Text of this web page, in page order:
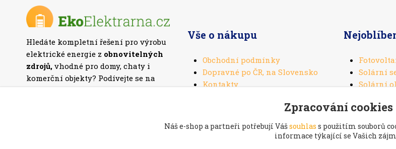
Hledáte kompletní řešení pro výrobu
elektrické energie z obnovitelných
zdrojů, vhodné pro domy, chaty i
komerční objekty? Podívejte se na
naši nabídkufotovoltaických setů.
Vše o nákupu
Obchodní podmínky
Dopravné po ČR, na Slovensko
Kontakty
Solární
Solární
Solární
Zpracování cookies
Náš e-shop a partneři potřebují Vášsouhlas s použitím souborů
informace týkající se Vašich